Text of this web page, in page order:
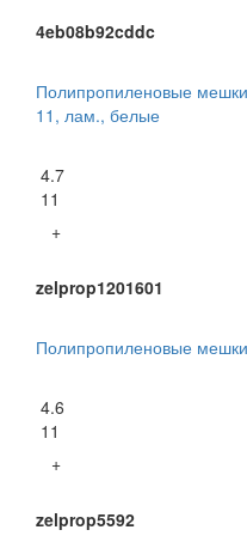
4eb08b92cddc
Полипропиленовые
11, лам., белые
4.7
11
+
zelprop1201601
Полипропиленовые
4.6
11
+
zelprop5592